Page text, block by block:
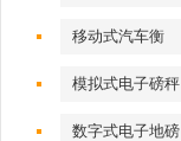
移动式汽车衡
模拟式电子磅秤
数字式电子地磅